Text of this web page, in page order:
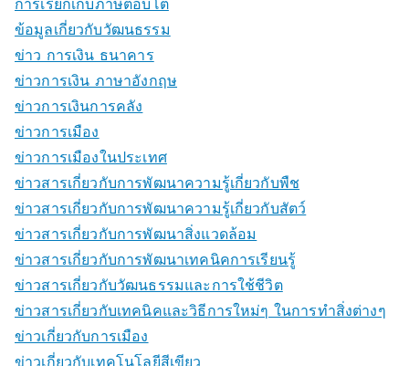
การเรียกเก็บภาษีตอบโต้
ข้อมูลเกี่ยวกับวัฒนธรรม
ข่าว การเงิน ธนาคาร
ข่าวการเงิน ภาษาอังกฤษ
ข่าวการเงินการคลัง
ข่าวการเมือง
ข่าวการเมืองในประเทศ
ข่าวสารเกี่ยวกับการพัฒนาความรู้เกี่ยวกับพืช
ข่าวสารเกี่ยวกับการพัฒนาความรู้เกี่ยวกับสัตว์
ข่าวสารเกี่ยวกับการพัฒนาสิ่งแวดล้อม
ข่าวสารเกี่ยวกับการพัฒนาเทคนิคการเรียนรู้
ข่าวสารเกี่ยวกับวัฒนธรรมและการใช้ชีวิต
ข่าวสารเกี่ยวกับเทคนิคและวิธีการใหม่ๆ ในการทำสิ่งต่างๆ
ข่าวเกี่ยวกับการเมือง
ข่าวเกี่ยวกับเทคโนโลยีสีเขียว